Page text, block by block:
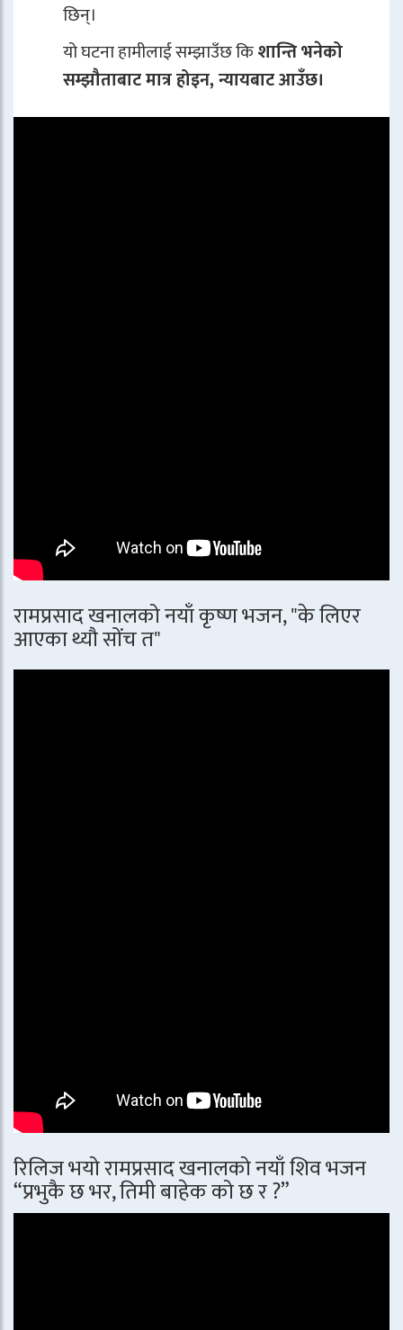
छिन्।
यो घटना हामीलाई सम्झाउँछ किशान्ति भनेको
सम्झौताबाट मात्र होइन, न्यायबाट आउँछ।
रामप्रसाद खनालको नयाँ कृष्ण भजन, "के लिएर
आएका थ्यौ सोंच त"
रिलिज भयो रामप्रसाद खनालको नयाँ शिव भजन
“प्रभुकै छ भर, तिमी बाहेक को छ र ?”